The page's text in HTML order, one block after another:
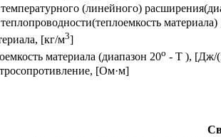
(линейного)
[кг/м3]
материала (диапазон 20o - T ), [Дж/
[Ом·м]